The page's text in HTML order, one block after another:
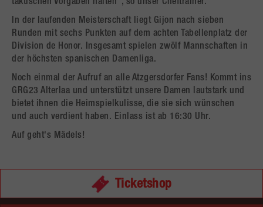
taktischen Vorgaben halten“, so unser Cheftrainer.
In der laufenden Meisterschaft liegt Gijon nach sieben
Runden mit sechs Punkten auf dem achten Tabellenplatz der
Division de Honor. Insgesamt spielen zwölf Mannschaften in
der höchsten spanischen Damenliga.
Noch einmal der Aufruf an alle Atzgersdorfer Fans! Kommt ins
GRG23 Alterlaa und unterstützt unsere Damen lautstark und
bietet ihnen die Heimspielkulisse, die sie sich wünschen
und auch verdient haben. Einlass ist ab 16:30 Uhr.
Auf geht's Mädels!
Ticketshop